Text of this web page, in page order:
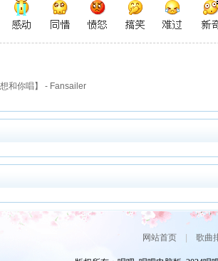
和你唱】 - Fansailer
网站首页| 歌曲